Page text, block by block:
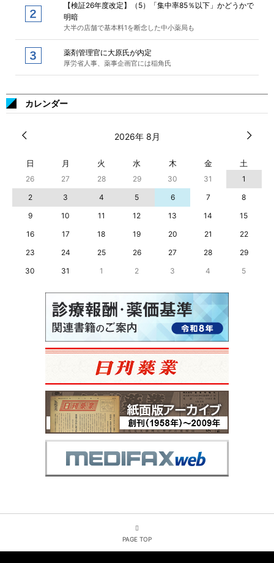
【検証26年度改定】（5）「集中率85％以下」かどうかで
明暗
大半の店舗で基本料1を断念した中小薬局も
薬剤管理官に大原氏が内定
厚労省人事、薬事企画官には稲角氏
カレンダー
2026年 8月
日 月 火 水 木 金 土
26 27 28 29 30 31
1
2
3 4 5 6 7
8
9
10 11 12 13 14
15
16
17 18 19 20 21
22
23
24 25 26 27 28
29
30
31 1 2 3 4 5
PAGE TOP